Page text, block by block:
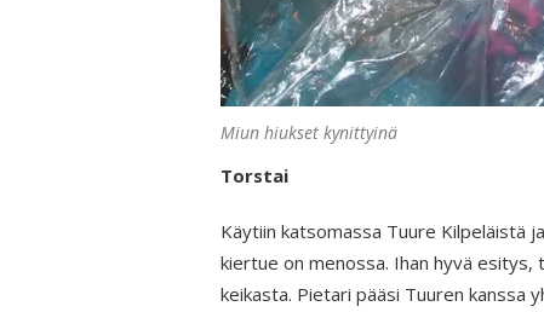
Miun hiukset kynittyinä
Torstai
Käytiin katsomassa Tuure Kilpeläistä
kiertue on menossa. Ihan hyvä esitys,
keikasta. Pietari pääsi Tuuren kanssa